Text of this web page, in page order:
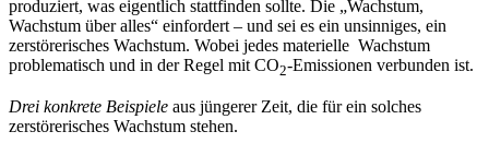
produziert, was eigentlich stattfinden sollte. Die „Wachstum,
Wachstum über alles“ einfordert – und sei es ein unsinniges, ein
zerstörerisches Wachstum. Wobei jedes materielle Wachstum
problematisch und in der Regel mit CO2-Emissionen verbunden ist.
Drei konkrete Beispiele aus jüngerer Zeit, die für ein solches
zerstörerisches Wachstum stehen.